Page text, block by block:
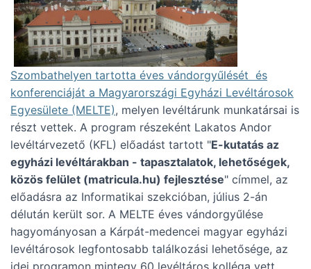
Szombathelyen tartotta éves vándorgyűlését és
konferenciáját a Magyarországi Egyházi Levéltárosok
Egyesülete (MELTE), melyen levéltárunk munkatársai is
részt vettek. A program részeként Lakatos Andor
levéltárvezető (KFL) előadást tartott "E-kutatás az
egyházi levéltárakban - tapasztalatok, lehetőségek,
közös felület (matricula.hu) fejlesztése" címmel, az
előadásra az Informatikai szekcióban, július 2-án
délután került sor. A MELTE éves vándorgyűlése
hagyományosan a Kárpát-medencei magyar egyházi
levéltárosok legfontosabb találkozási lehetősége, az